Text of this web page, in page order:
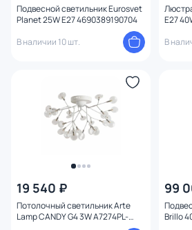
Подвесной светильник Eurosvet
Planet 25W E27 4690389190704
В наличии 10 шт.
E27
В
19 540 ₽
Потолочный светильник Arte
Lamp CANDY G4 3W A7274PL-
99
Brillo